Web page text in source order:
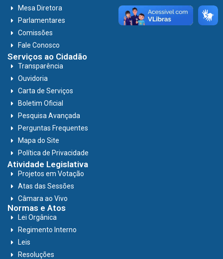
Mesa Diretora
Parlamentares
Comissões
Fale Conosco
Serviços ao Cidadão
Transparência
Ouvidoria
Carta de Serviços
Boletim Oficial
Pesquisa Avançada
Perguntas Frequentes
Mapa do Site
Política de Privacidade
Atividade Legislativa
Projetos em Votação
Atas das Sessões
Câmara ao Vivo
Normas e Atos
Lei Orgânica
Regimento Interno
Leis
Resoluções